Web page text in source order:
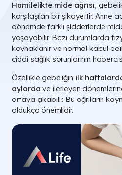
Hamilelikte mide ağrısı,
karşılaşılan bir şikayettir. Anne
dönemde farklı şiddetlerde mide
yaşayabilir. Bazı durumlarda
kaynaklanır ve normal kabul
ciddi sağlık sorunlarının
Özellikle gebeliğin ilk
aylarda ve ilerleyen
ortaya çıkabilir. Bu ağrıların
oldukça önemlidir.